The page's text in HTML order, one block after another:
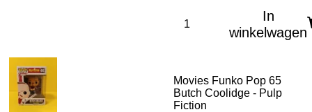
In
winkelwagen
Movies Funko Pop 65
Butch Coolidge - Pulp
Fiction